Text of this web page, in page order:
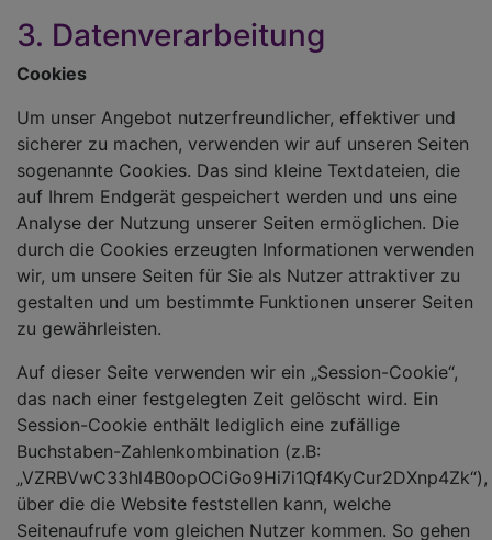
3. Datenverarbeitung
Cookies
Um unser Angebot nutzerfreundlicher, effektiver und
sicherer zu machen, verwenden wir auf unseren Seiten
sogenannte Cookies. Das sind kleine Textdateien, die
auf Ihrem Endgerät gespeichert werden und uns eine
Analyse der Nutzung unserer Seiten ermöglichen. Die
durch die Cookies erzeugten Informationen verwenden
wir, um unsere Seiten für Sie als Nutzer attraktiver zu
gestalten und um bestimmte Funktionen unserer Seiten
zu gewährleisten.
Auf dieser Seite verwenden wir ein „Session-Cookie“,
das nach einer festgelegten Zeit gelöscht wird. Ein
Session-Cookie enthält lediglich eine zufällige
Buchstaben-Zahlenkombination (z.B:
„VZRBVwC33hl4B0opOCiGo9Hi7i1Qf4KyCur2DXnp4Zk“),
über die die Website feststellen kann, welche
Seitenaufrufe vom gleichen Nutzer kommen. So gehen